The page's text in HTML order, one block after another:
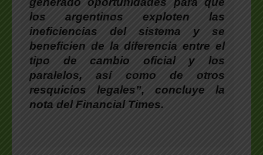
los argentinos exploten las
ineficiencias del sistema y se
beneficien de la diferencia entre el
tipo de cambio oficial y los
paralelos, así como de otros
resquicios legales”, concluye la
nota delFinancial Times.